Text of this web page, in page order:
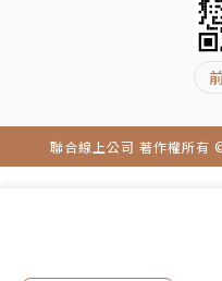
聯合線上公司 著作權所